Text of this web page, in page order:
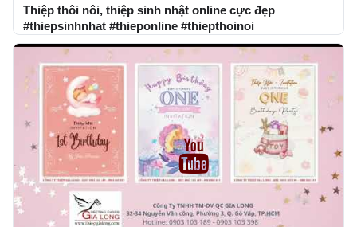
Thiệp thôi nôi, thiệp sinh nhật online cực đẹp
#thiepsinhnhat #thieponline #thiepthoinoi